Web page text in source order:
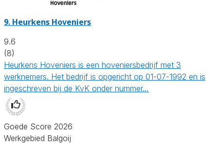
9. Heurkens Hoveniers
9.6
(8)
Heurkens Hoveniers is een hoveniersbedrijf met 3
werknemers. Het bedrijf is opgericht op 01-07-1992 en is
ingeschreven bij de KvK onder nummer…
Goede Score 2026
Werkgebied Balgoij